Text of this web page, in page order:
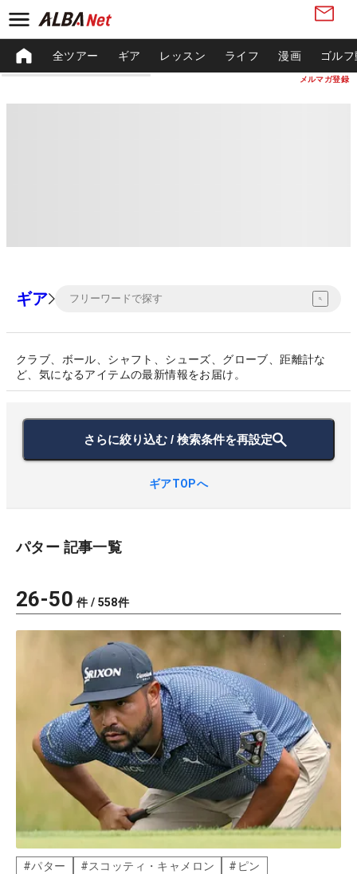
メルマガ登録
全ツアー ギア レッスン ライフ 漫画 ゴル
ギア
クラブ、ボール、シャフト、シューズ、グローブ、距離計な
ど、気になるアイテムの最新情報をお届け。
さらに絞り込む / 検索条件を再設定
ギアTOPへ
パター 記事一覧
26-50 件 / 558件
#パター #スコッティ・キャメロン # ピン